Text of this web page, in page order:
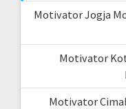
Motivator Jogja
Motivator
Motivator